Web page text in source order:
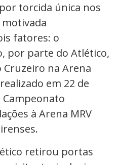
torcida única nos
fatores: o
por parte do Atlético,
na Arena
em 22 de
à Arena MRV
retirou portas